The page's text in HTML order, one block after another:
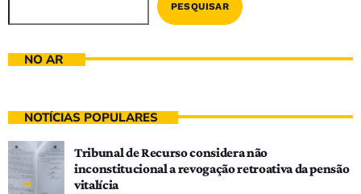
PESQUISAR
NO AR
NOTÍCIAS POPULARES
Tribunal de Recurso considera não
inconstitucional a revogação retroativa da pensão
vitalícia